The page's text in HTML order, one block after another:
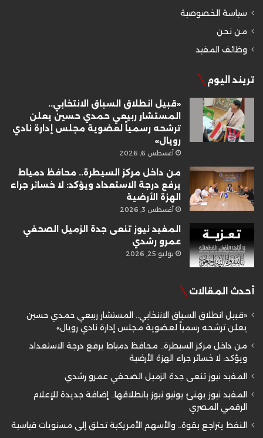
سياسة الخصوصية
من نحن
وظائف المفيد
تريند اليوم
«قبيل انطلاق السباق الانتخابي..
المستشار ربيعي حمدي حسين يعلن
ترشحه رسمياً لعضوية مجلس إدارة نادي
رويال»
أغسطس 6, 2026
من داخل مركز السيطرة.. محافظ دمياط
يرفع درجة الاستعداد ويؤكد: لا خسائر جراء
الهزة الأرضية
أغسطس 3, 2026
المفيد نيوز تنعى جدة الزميل الصحفي
عمرو رشدي
يوليو 25, 2026
أحدث المقالات
«قبيل انطلاق السباق الانتخابي.. المستشار ربيعي حمدي حسين
يعلن ترشحه رسمياً لعضوية مجلس إدارة نادي رويال»
من داخل مركز السيطرة.. محافظ دمياط يرفع درجة الاستعداد
ويؤكد: لا خسائر جراء الهزة الأرضية
المفيد نيوز تنعى جدة الزميل الصحفي عمرو رشدي
المفيد نيوز يهنئ يونيو نيوز بانطلاقها.. إضافة جديدة للإعلام
الرقمي المصري
النفط يتراجع بقوة.. والأسهم الأمريكية تحلق إلى مستويات قياسية